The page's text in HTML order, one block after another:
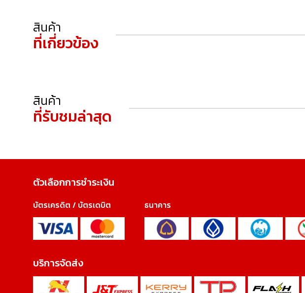
สินค้า
ที่เกี่ยวข้อง
สินค้า
ที่รับชมล่าสุด
ตัวเลือกการชำระเงิน
บัตรเครดิต / บัตรเดบิต ธนาคาร
บริการจัดส่ง